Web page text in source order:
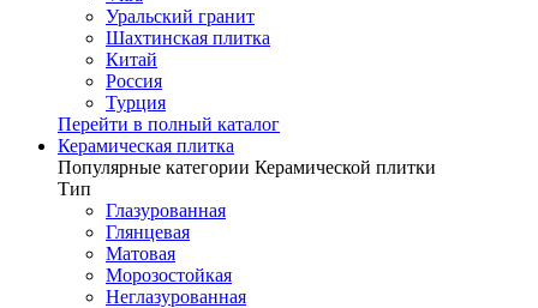
Уральский гранит
Шахтинская плитка
Китай
Россия
Турция
Перейти в полный каталог
Керамическая плитка
Популярные категории Керамической плитки
Тип
Глазурованная
Глянцевая
Матовая
Морозостойкая
Неглазурованная